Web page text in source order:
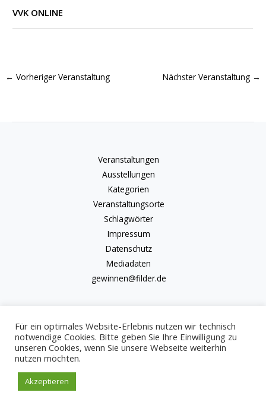
VVK ONLINE
← Vorheriger Veranstaltung Nächster Veranstaltung →
Veranstaltungen
Ausstellungen
Kategorien
Veranstaltungsorte
Schlagwörter
Impressum
Datenschutz
Mediadaten
gewinnen@filder.de
Copyright © 2026 kulturkalender-filder.de | Powered by kulturkalender-
Für ein optimales Website-Erlebnis nutzen wir technisch
notwendige Cookies. Bitte geben Sie Ihre Einwilligung zu
unseren Cookies, wenn Sie unsere Webseite weiterhin
nutzen möchten.
Akzeptieren